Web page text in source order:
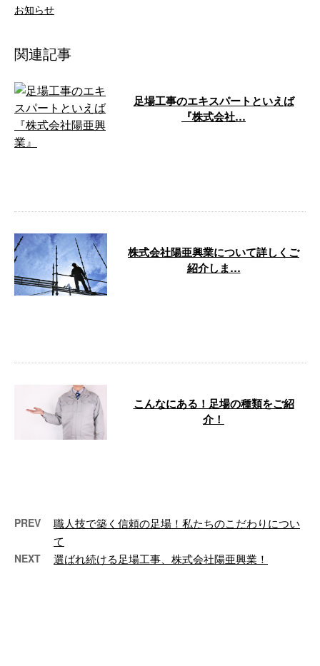
お知らせ
関連記事
足場工事のエキスパートといえば
『株式会社…
株式会社陽亜興業について詳しくご
紹介しま…
こんなにある！足場の種類をご紹
介！
PREV
職人技で築く信頼の足場！私たちのこだわりについ
て
NEXT 選ばれ続ける足場工事、株式会社陽亜興業！